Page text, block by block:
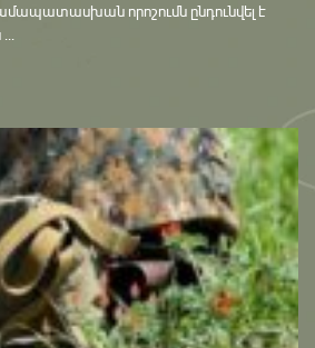
որոշումն ընդունվել է